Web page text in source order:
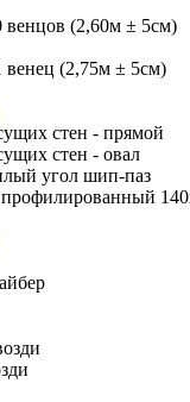
венцов (2,60м ± 5см)
венец (2,75м ± 5см)
стен - прямой
стен - овал
угол шип-паз
профилированный